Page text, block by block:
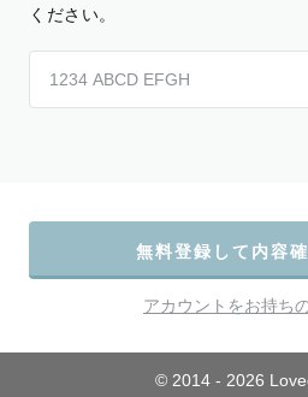
ください。
無料登録して内容
アカウントをお持ち
© 2014 - 2026